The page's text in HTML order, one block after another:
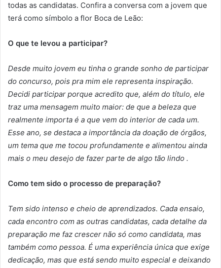
todas as candidatas. Confira a conversa com a jovem que
terá como símbolo a flor Boca de Leão:
O que te levou a participar?
Desde muito jovem eu tinha o grande sonho de participar
do concurso, pois pra mim ele representa inspiração.
Decidi participar porque acredito que, além do título, ele
traz uma mensagem muito maior: de que a beleza que
realmente importa é a que vem do interior de cada um.
Esse ano, se destaca a importância da doação de órgãos,
um tema que me tocou profundamente e alimentou ainda
mais o meu desejo de fazer parte de algo tão lindo .
Como tem sido o processo de preparação?
Tem sido intenso e cheio de aprendizados. Cada ensaio,
cada encontro com as outras candidatas, cada detalhe da
preparação me faz crescer não só como candidata, mas
também como pessoa. É uma experiência única que exige
dedicação, mas que está sendo muito especial e deixando